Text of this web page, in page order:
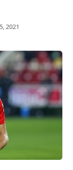
2021